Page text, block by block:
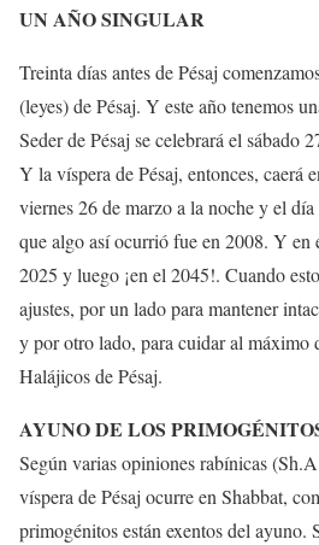
UN AÑO SINGULAR
Treinta días antes de Pésaj
(leyes) de Pésaj. Y este año tenemos
Seder de Pésaj se celebrará el sábado
Y la víspera de Pésaj, entonces, caerá
viernes 26 de marzo a la noche y el
que algo así ocurrió fue en 2008. Y
2025 y luego ¡en el 2045!. Cuando
ajustes, por un lado para mantener
y por otro lado, para cuidar al máximo
Halájicos de Pésaj.
AYUNO DE LOS
Según varias opiniones rabínicas
víspera de Pésaj ocurre en Shabbat,
primogénitos están exentos del ayuno.